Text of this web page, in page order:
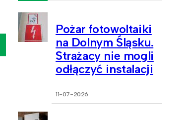
Pożar fotowoltaiki
na Dolnym Śląsku.
Strażacy nie mogli
odłączyć instalacji
11-07-2026